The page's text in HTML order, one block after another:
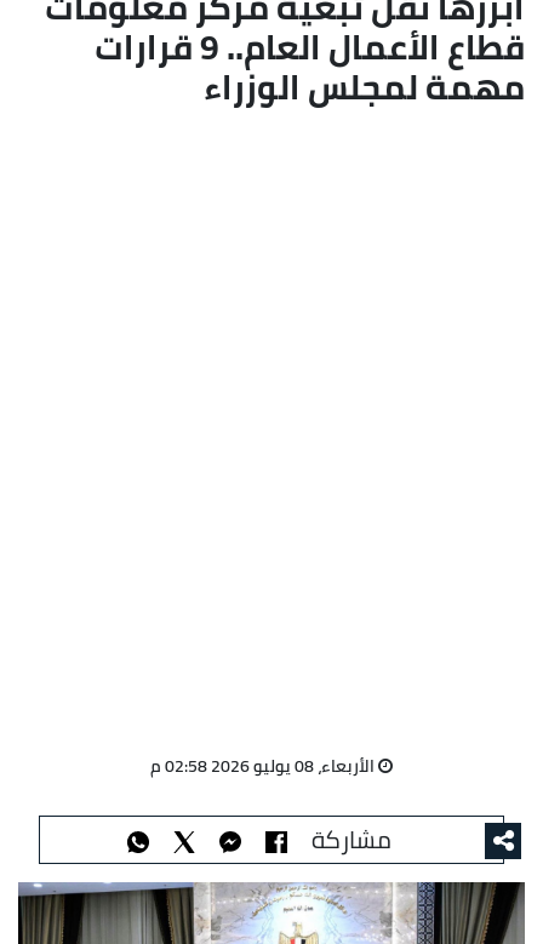
قطاع الأعمال العام.. 9 قرارات
مهمة لمجلس الوزراء
الأربعاء، 08 يوليو 2026 02:58 م
مشاركة